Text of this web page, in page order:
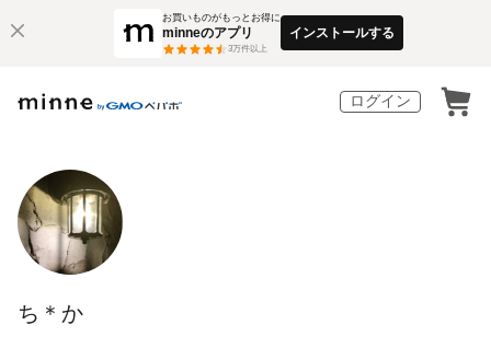
お買いものがもっとお得に
minneのアプリ
3万件以上
インストールする
ログイン
ち＊か